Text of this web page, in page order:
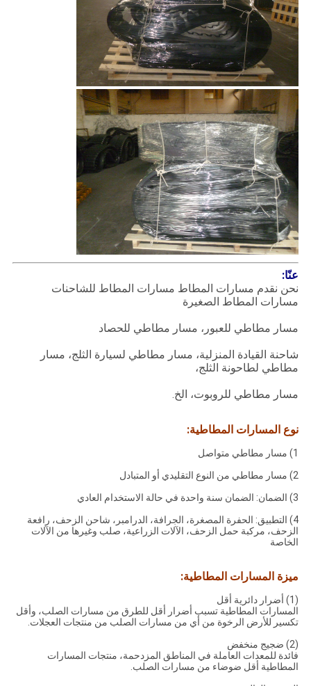
عنّا:
نحن نقدم مسارات المطاط مسارات المطاط للشاحنات
مسارات المطاط الصغيرة
مسار مطاطي للعبور، مسار مطاطي للحصاد
شاحنة القيادة المنزلية، مسار مطاطي لسيارة الثلج، مسار
مطاطي لطاحونة الثلج،
مسار مطاطي للروبوت، الخ.
نوع المسارات المطاطية:
1) مسار مطاطي متواصل
2) مسار مطاطي من النوع التقليدي أو المتبادل
3) الضمان: الضمان سنة واحدة في حالة الاستخدام العادي
4) التطبيق: الحفرة المصغرة، الجرافة، الدرامبر، شاحن الزحف، رافعة
الزحف، مركبة حمل الزحف، الآلات الزراعية، صلب وغيرها من الآلات
الخاصة
ميزة المسارات المطاطية:
(1) أضرار دائرية أقل
المسارات المطاطية تسبب أضرار أقل للطرق من مسارات الصلب، وأقل
تكسير للأرض الرخوة من أي من مسارات الصلب من منتجات العجلات.
(2) ضجيج منخفض
فائدة للمعدات العاملة في المناطق المزدحمة، منتجات المسارات
المطاطية أقل ضوضاء من مسارات الصلب.